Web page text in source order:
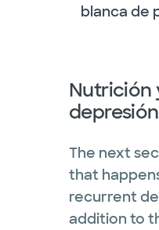
blanca de
Nutrición
depresión
The next
that
recurrent
addition to